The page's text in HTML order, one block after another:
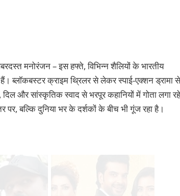
मनोरंजन – इस हफ्ते, विभिन्न शैलियों के भारतीय
ब्लॉकबस्टर क्राइम थ्रिलर से लेकर स्पाई-एक्शन ड्रामा से
और सांस्कृतिक स्वाद से भरपूर कहानियों में गोता लगा रहे
बल्कि दुनिया भर के दर्शकों के बीच भी गूंज रहा है।